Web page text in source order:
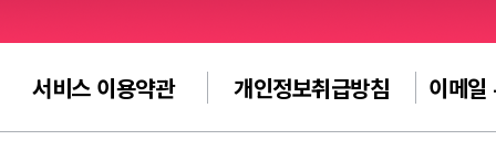
서비스 이용약관 개인정보취급방침 이메일